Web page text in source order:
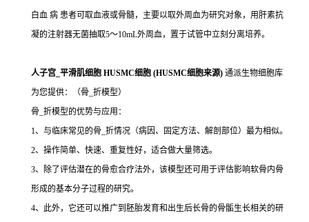
白血 病 患者可取血液或骨髓，主要以取外周血为研究对象，用肝素抗
凝的注射器无菌抽取5～10mL外周血，置于试管中立刻分离培养。
人子宫_平滑肌细胞 HUSMC细胞 (HUSMC细胞来源) 通派生物细胞库
为您提供：（骨_折模型）
骨_折模型的优势与应用：
1、与临床常见的骨_折情况（病因、固定方法、解剖部位）最为相似。
2、操作简单、快速、重复性好，适合做大量筛选。
3、除了评估潜在的骨愈合疗法外，该模型还可用于评估影响软骨内骨
形成的基本分子过程的研究。
4、此外，它还可以推广到胚胎发育和出生后长骨的骨骺生长相关的研